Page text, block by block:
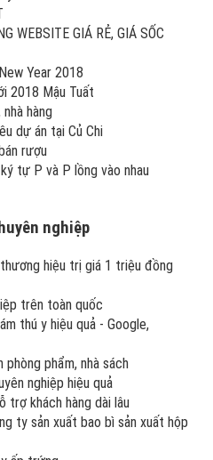
WEBSITE GIÁ RẺ, GIÁ SỐC
Year 2018
2018 Mậu Tuất
hàng
dự án tại Củ Chi
rượu
tự P và P lồng vào nhau
nghiệp
hiệu trị giá 1 triệu đồng
trên toàn quốc
thú y hiệu quả - Google,
phẩm, nhà sách
nghiệp hiệu quả
trợ khách hàng dài lâu
ty sản xuất bao bì sản xuất hộp